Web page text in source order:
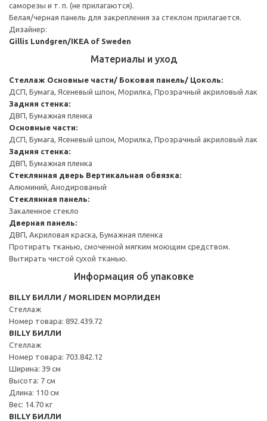
саморезы и т. п. (не прилагаются).
Белая/черная панель для закрепления за стеклом прилагается.
Дизайнер:
Gillis Lundgren/IKEA of Sweden
Материалы и уход
Стеллаж Основные части/ Боковая панель/ Цоколь:
ДСП, Бумага, Ясеневый шпон, Морилка, Прозрачный акриловый лак
Задняя стенка:
ДВП, Бумажная пленка
Основные части:
ДСП, Бумага, Ясеневый шпон, Морилка, Прозрачный акриловый лак
Задняя стенка:
ДВП, Бумажная пленка
Стеклянная дверь Вертикальная обвязка:
Алюминий, Анодированый
Стеклянная панель:
Закаленное стекло
Дверная панель:
ДВП, Акриловая краска, Бумажная пленка
Протирать тканью, смоченной мягким моющим средством.
Вытирать чистой сухой тканью.
Информация об упаковке
BILLY БИЛЛИ / MORLIDEN МОРЛИДЕН
Стеллаж
Номер товара: 892.439.72
BILLY БИЛЛИ
Стеллаж
Номер товара: 703.842.12
Ширина: 39 см
Высота: 7 см
Длина: 110 см
Вес: 14.70 кг
BILLY БИЛЛИ